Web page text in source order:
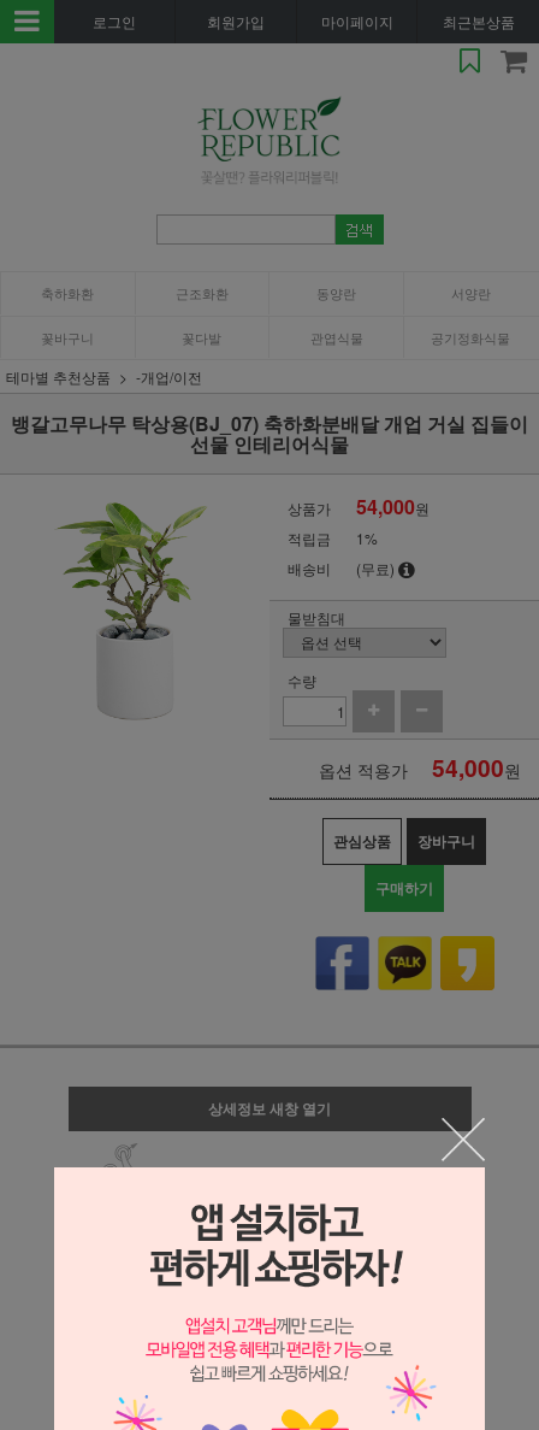
로그인 회원가입 마이페이지 최근본상품
축하화환 근조화환 동양란 서양란
꽃바구니 꽃다발 관엽식물 공기정화식물
테마별 추천상품 -개업/이전
뱅갈고무나무 탁상용(BJ_07) 축하화분배달 개업 거실 집들이
선물 인테리어식물
상품가 54,000원
적립금
1%
배송비
(무료)
물받침대
수량
옵션 적용가 54,000원
관심상품 장바구니
구매하기
상세정보 새창 열기